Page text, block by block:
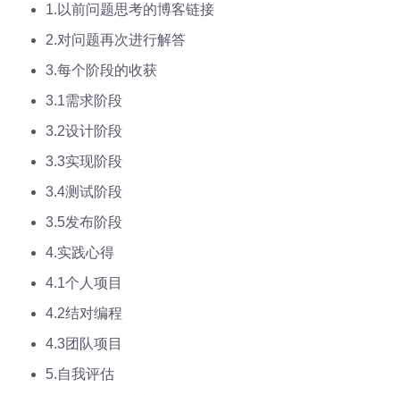
1.以前问题思考的博客链接
2.对问题再次进行解答
3.每个阶段的收获
3.1需求阶段
3.2设计阶段
3.3实现阶段
3.4测试阶段
3.5发布阶段
4.实践心得
4.1个人项目
4.2结对编程
4.3团队项目
5.自我评估